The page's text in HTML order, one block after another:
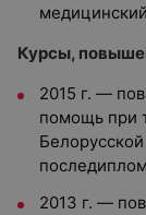
Курсы,
2015 г. —
помощь при
2013 г. —